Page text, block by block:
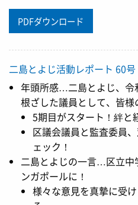
PDFダウンロード
二島とよじ活動レポート 60号
年頭所感…二島とよじ、令
根ざした議員として、皆様
5期目がスタート！絆と
区議会議員と監査委員
ェック！
二島とよじの一言…区立中
ンガポールに！
様々な意見を真摯に受